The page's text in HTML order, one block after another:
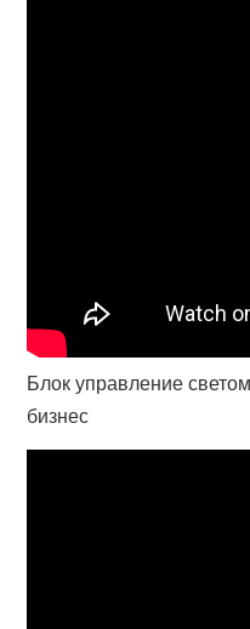
Блок управление
бизнес